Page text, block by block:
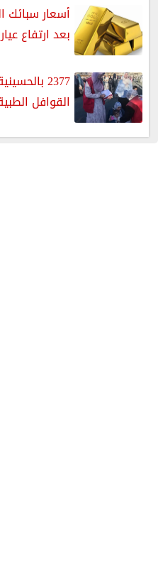
أسعار سبائك
بعد ارتفاع عيار 24
2377
القوافل الطبية ..